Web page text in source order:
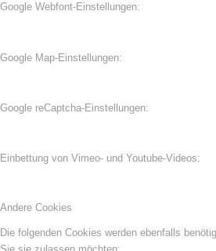
Google Webfont-Einstellungen:
Google Map-Einstellungen:
Google reCaptcha-Einstellungen:
Einbettung von Vimeo- und Youtube-Videos:
Andere Cookies
Die folgenden Cookies werden ebenfalls